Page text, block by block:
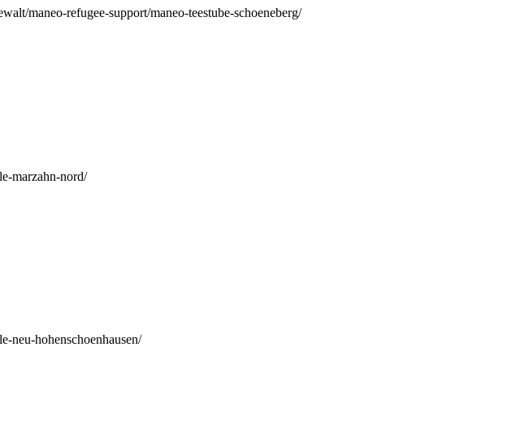
maneo-refugee-support/maneo-teestube-schoeneberg/
marzahn-nord/
neu-hohenschoenhausen/